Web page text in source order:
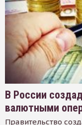
В России
валютными
Правительство